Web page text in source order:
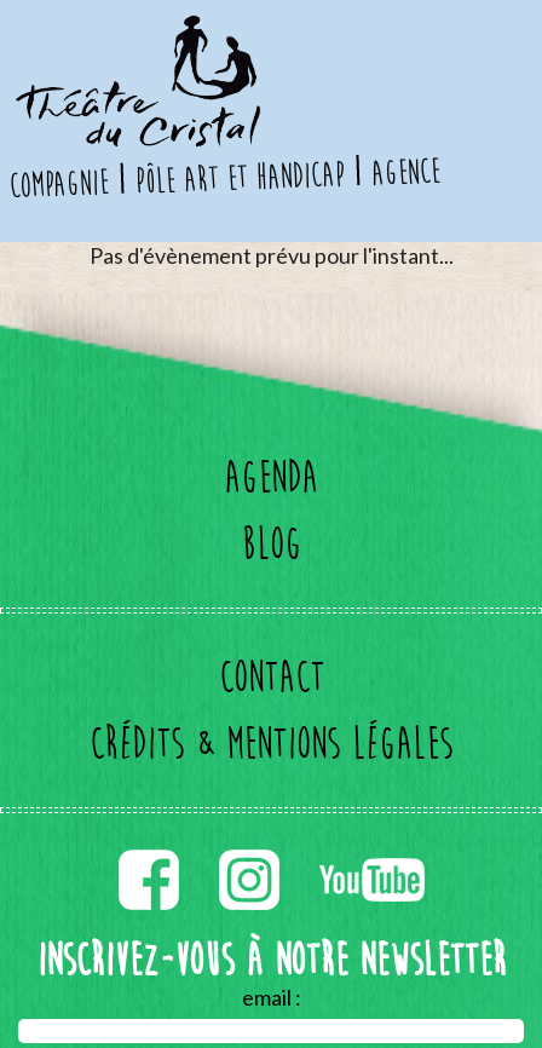
compagnie pôle art et handicap agence
Pas d'évènement prévu pour l'instant...
Agenda
Blog
Contact
Crédits & mentions légales
Inscrivez-vous à notre Newsletter
email :